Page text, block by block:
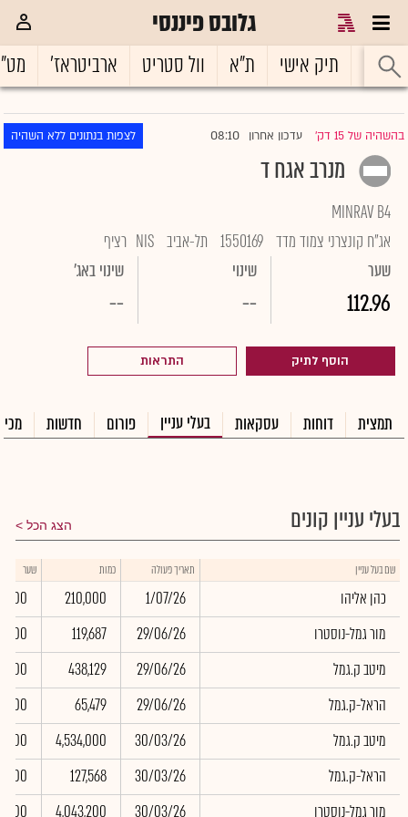
גלובס פיננסי
ראשי תיק אישי ת"א וול סטריט ארביטראז'
בהשהיה של 15 דק' |עדכון אחרון 08:10 לצפות בנתונים ללא השהיה
מנרב אגח ד
MINRAV B4
אג"ח קונצרני צמוד מדד 1550169 תל-אביב NIS רציף
שער
112.96
שינוי
--
שינוי באג'
--
הוסף לתיק התראות
תמצית דוחות עסקאות בעלי עניין פורום חדשות
בעלי עניין קונים הצג הכל
שם בעל עניין תאריך פעולה כמות שער
כהן אליהו 1/07/26
210,000
0.00
מור גמל-נוסטרו
29/06/26
119,687
0.00
מיטב ק.גמל
29/06/26
438,129
0.00
הראל-ק.גמל
29/06/26
65,479
0.00
מיטב ק.גמל
30/03/26
4,534,000
0.00
הראל-ק.גמל
30/03/26
127,568
0.00
מור גמל-נוסטרו
30/03/26
4,043,200
0.00